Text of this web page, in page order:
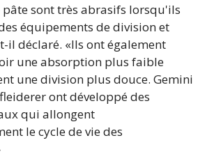
pâte sont très abrasifs lorsqu'ils
équipements de division et
il déclaré. «Ils ont également
une absorption plus faible
une division plus douce. Gemini
ont développé des
qui allongent
le cycle de vie des